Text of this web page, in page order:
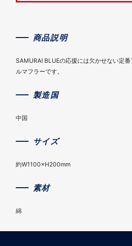
商品説明
SAMURAI BLUEの応援には欠かせない定
ルマフラーです。
製造国
中国
サイズ
約W1100×H200mm
素材
綿